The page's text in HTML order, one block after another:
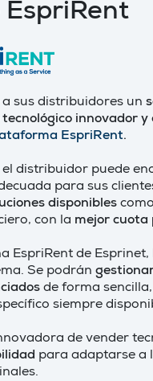
EspriRent
sus distribuidores un
innovador y
EspriRent.
el distribuidor puede
para sus
disponibles
con la mejor cuota
EspriRent de
Se podrán
de forma
siempre
de vender
para adaptarse a